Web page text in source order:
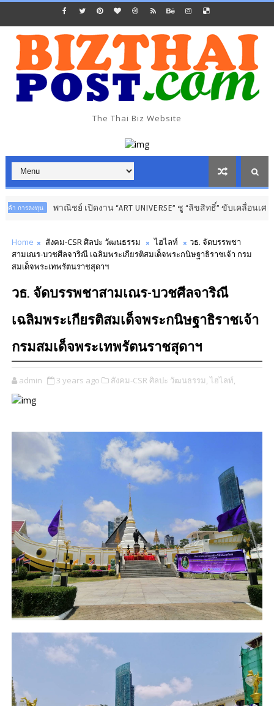
The Thai Biz Website
ชย์ เปิดงาน “ART UNIVERSE” ชู “ลิขสิทธิ์” ขับเคลื่อนเศรษฐกิจสร้างสรรค์
Home สังคม-CSR ศิลปะ วัฒนธรรม ไฮไลท์
วธ. จัดบรรพชา
สามเณร-บวชศีลจาริณี เฉลิมพระเกียรติสมเด็จพระกนิษฐาธิราชเจ้า กรม
สมเด็จพระเทพรัตนราชสุดาฯ
วธ. จัดบรรพชาสามเณร-บวชศีลจาริณี
เฉลิมพระเกียรติสมเด็จพระกนิษฐาธิราชเจ้า
กรมสมเด็จพระเทพรัตนราชสุดาฯ
admin 3 years ago สังคม-CSR ศิลปะ วัฒนธรรม, ไฮไลท์,